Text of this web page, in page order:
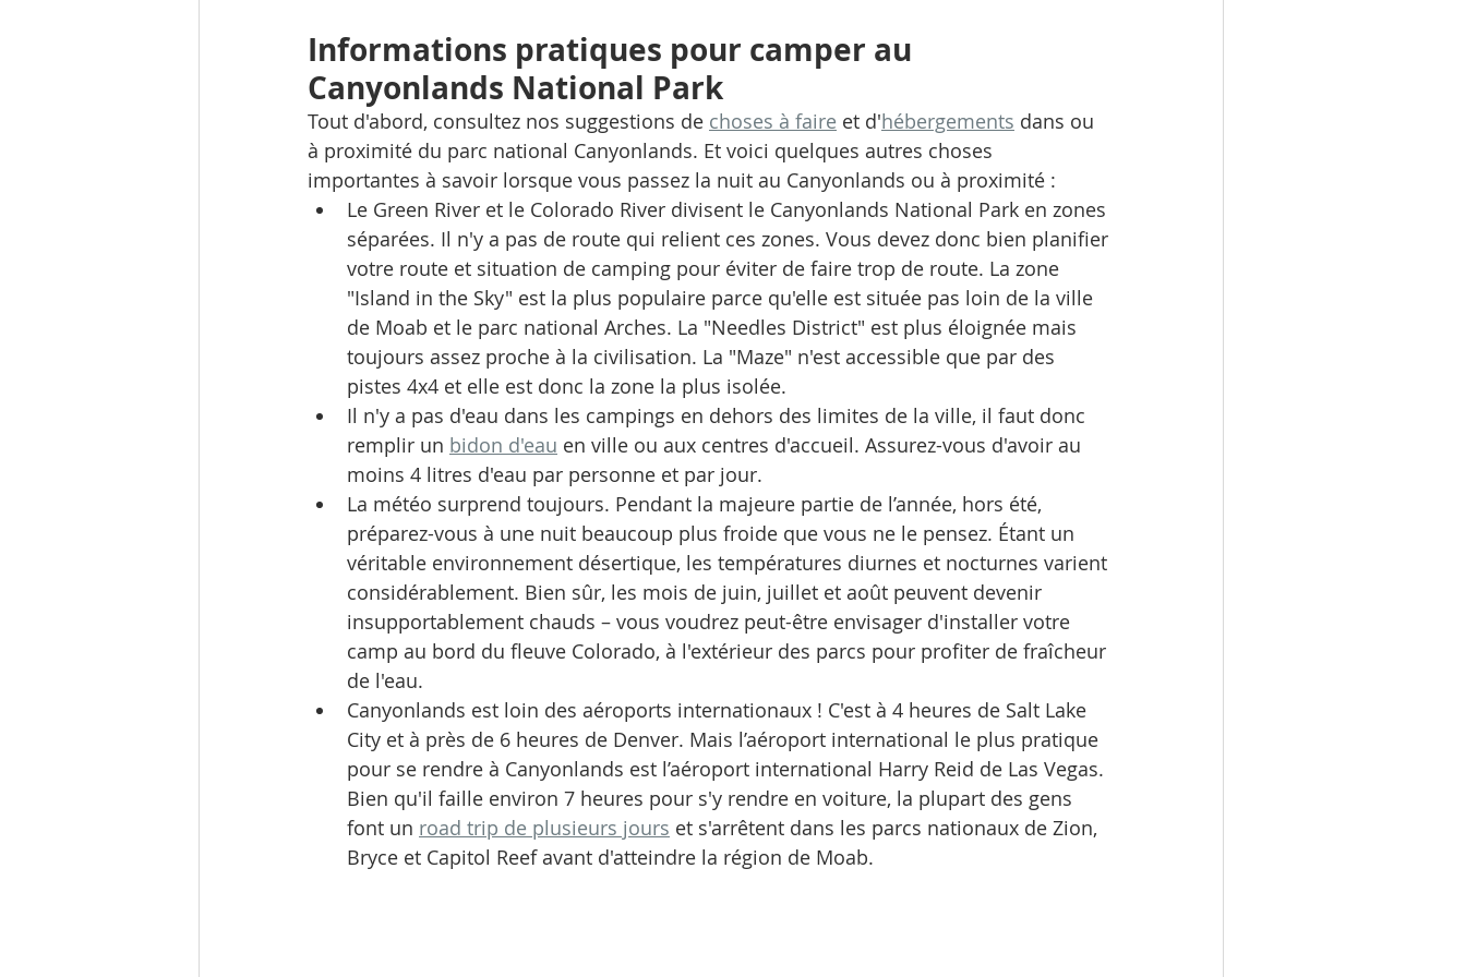
Informations pratiques pour camper au
Canyonlands National Park
Tout d'abord, consultez nos suggestions de choses à faire et d'hébergements dans ou
à proximité du parc national Canyonlands. Et voici quelques autres choses
importantes à savoir lorsque vous passez la nuit au Canyonlands ou à proximité :
Le Green River et le Colorado River divisent le Canyonlands National Park en zones
séparées. Il n'y a pas de route qui relient ces zones. Vous devez donc bien planifier
votre route et situation de camping pour éviter de faire trop de route. La zone
"Island in the Sky" est la plus populaire parce qu'elle est située pas loin de la ville
de Moab et le parc national Arches. La "Needles District" est plus éloignée mais
toujours assez proche à la civilisation. La "Maze" n'est accessible que par des
pistes 4x4 et elle est donc la zone la plus isolée.
Il n'y a pas d'eau dans les campings en dehors des limites de la ville, il faut donc
remplir un bidon d'eau en ville ou aux centres d'accueil. Assurez-vous d'avoir au
moins 4 litres d'eau par personne et par jour.
La météo surprend toujours. Pendant la majeure partie de l’année, hors été,
préparez-vous à une nuit beaucoup plus froide que vous ne le pensez. Étant un
véritable environnement désertique, les températures diurnes et nocturnes varient
considérablement. Bien sûr, les mois de juin, juillet et août peuvent devenir
insupportablement chauds – vous voudrez peut-être envisager d'installer votre
camp au bord du fleuve Colorado, à l'extérieur des parcs pour profiter de fraîcheur
de l'eau.
Canyonlands est loin des aéroports internationaux ! C'est à 4 heures de Salt Lake
City et à près de 6 heures de Denver. Mais l’aéroport international le plus pratique
pour se rendre à Canyonlands est l’aéroport international Harry Reid de Las Vegas.
Bien qu'il faille environ 7 heures pour s'y rendre en voiture, la plupart des gens
font un road trip de plusieurs jours et s'arrêtent dans les parcs nationaux de Zion,
Bryce et Capitol Reef avant d'atteindre la région de Moab.